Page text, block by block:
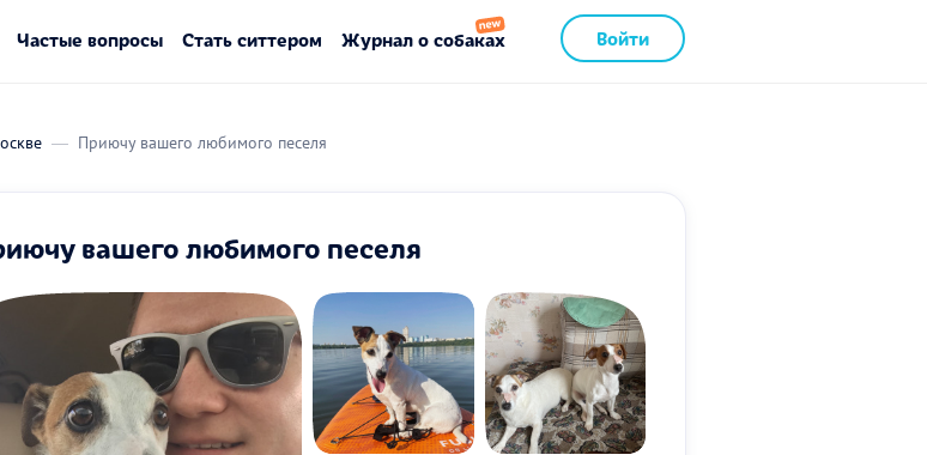
Войти
Частые вопросы Стать ситтером Журнал о собаках
Приючу вашего любимого песеля
вашего любимого песеля